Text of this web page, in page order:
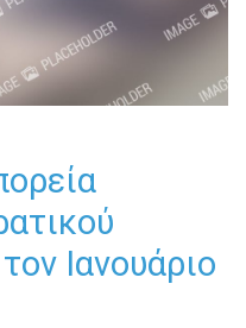
Ιανουάριο